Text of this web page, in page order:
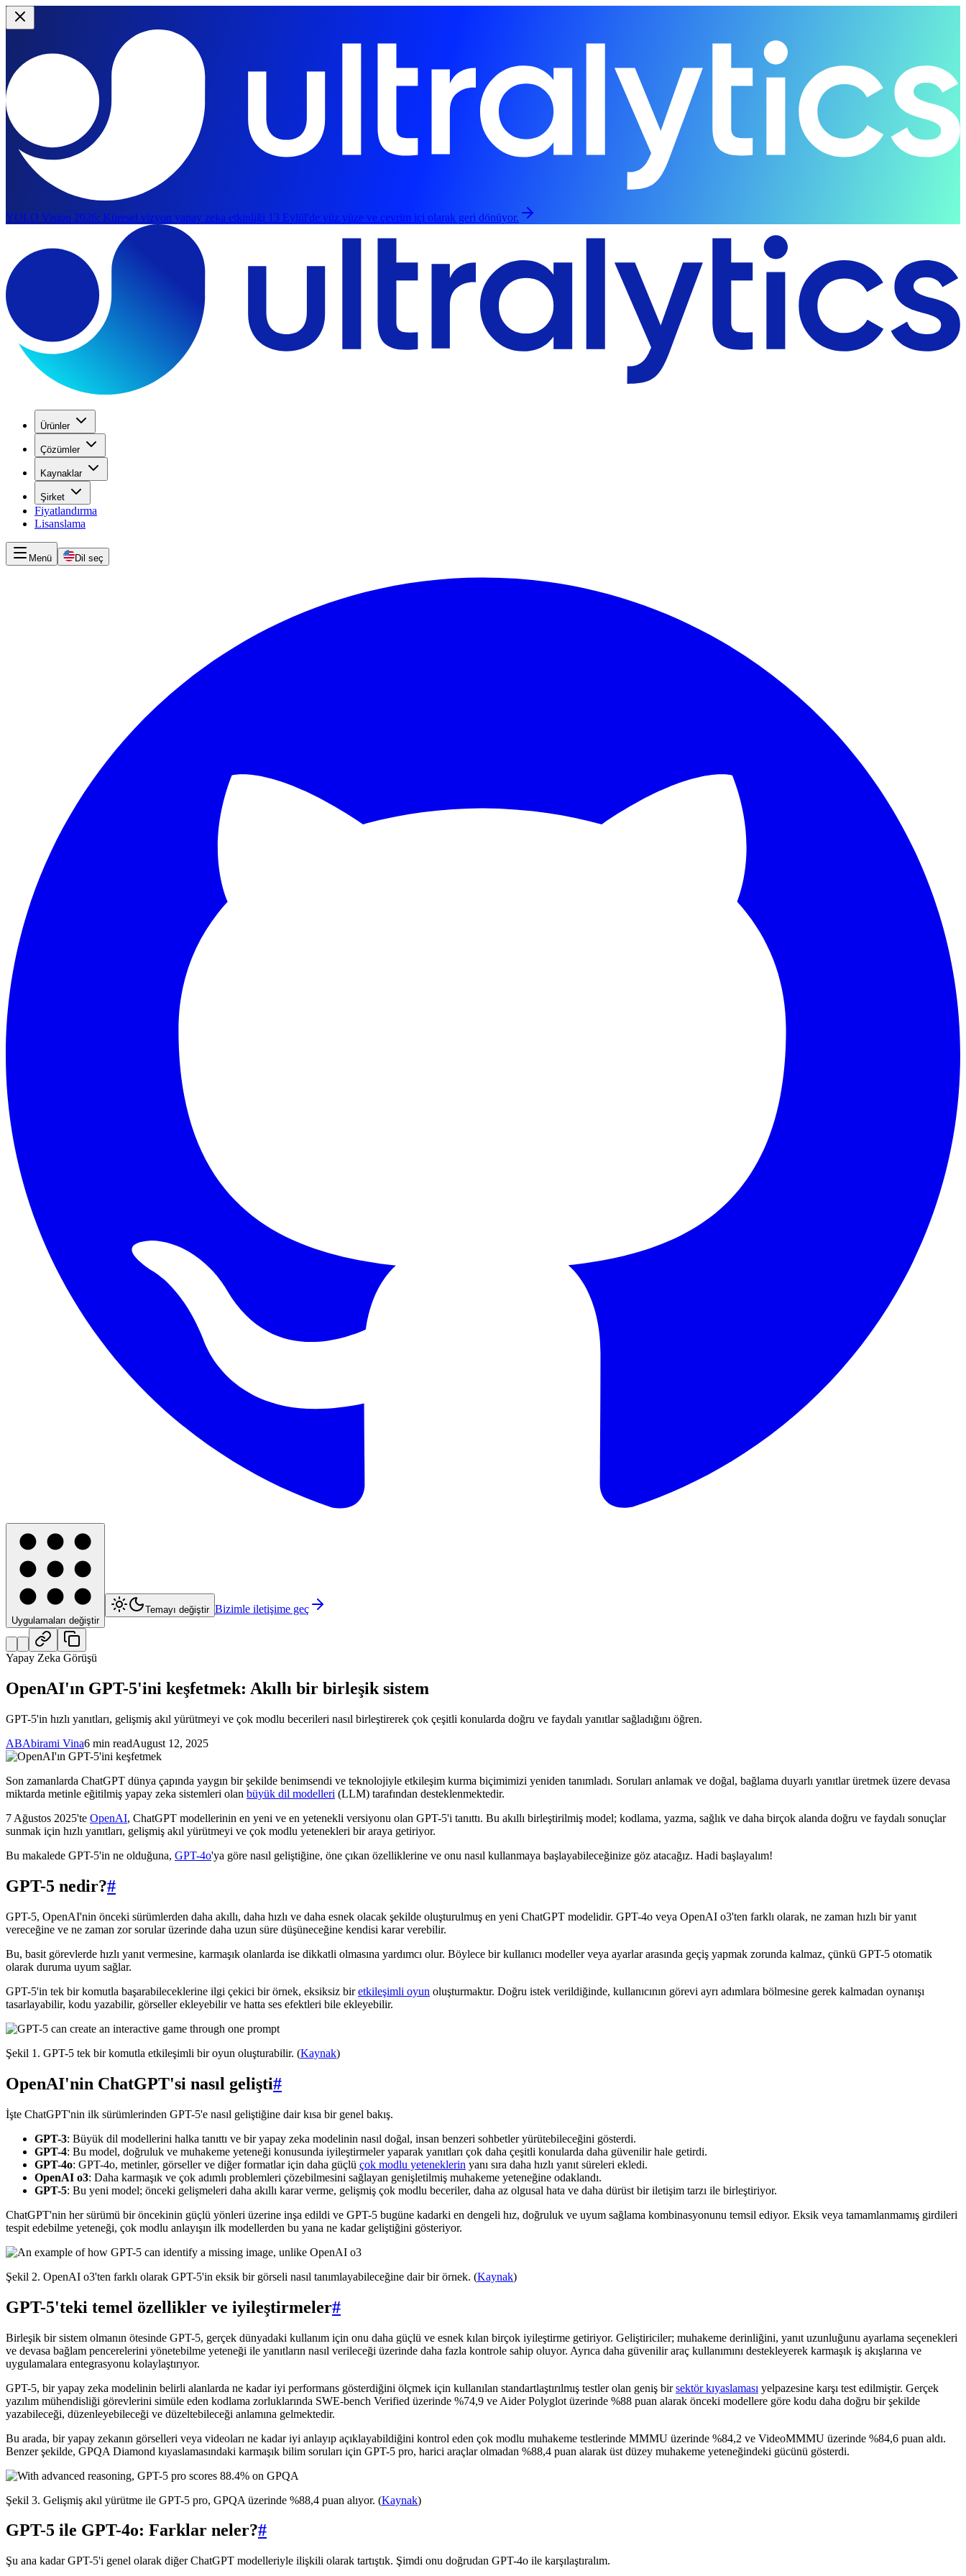
YOLO Vision 2026: Küresel vizyon yapay zeka etkinliği 13 Eylül'de yüz yüze ve çevrim içi olarak geri dönüyor.
Ürünler
Çözümler
Kaynaklar
Şirket
Fiyatlandırma
Lisanslama
Menü Dil seç
Uygulamaları değiştir
Temayı değiştir Bizimle iletişime geç
Yapay Zeka Görüşü
OpenAI'ın GPT-5'ini keşfetmek: Akıllı bir birleşik sistem
GPT-5'in hızlı yanıtları, gelişmiş akıl yürütmeyi ve çok modlu becerileri nasıl birleştirerek çok çeşitli konularda doğru ve faydalı yanıtlar sağladığını öğren.
ABAbirami Vina6 min readAugust 12, 2025
Son zamanlarda ChatGPT dünya çapında yaygın bir şekilde benimsendi ve teknolojiyle etkileşim kurma biçimimizi yeniden tanımladı. Soruları anlamak ve doğal, bağlama duyarlı yanıtlar üretmek üzere devasa
miktarda metinle eğitilmiş yapay zeka sistemleri olan büyük dil modelleri (LLM) tarafından desteklenmektedir.
7 Ağustos 2025'te OpenAI, ChatGPT modellerinin en yeni ve en yetenekli versiyonu olan GPT-5'i tanıttı. Bu akıllı birleştirilmiş model; kodlama, yazma, sağlık ve daha birçok alanda doğru ve faydalı sonuçlar
sunmak için hızlı yanıtları, gelişmiş akıl yürütmeyi ve çok modlu yetenekleri bir araya getiriyor.
Bu makalede GPT-5'in ne olduğuna, GPT-4o'ya göre nasıl geliştiğine, öne çıkan özelliklerine ve onu nasıl kullanmaya başlayabileceğinize göz atacağız. Hadi başlayalım!
GPT-5 nedir?#
GPT-5, OpenAI'nin önceki sürümlerden daha akıllı, daha hızlı ve daha esnek olacak şekilde oluşturulmuş en yeni ChatGPT modelidir. GPT-4o veya OpenAI o3'ten farklı olarak, ne zaman hızlı bir yanıt
vereceğine ve ne zaman zor sorular üzerinde daha uzun süre düşüneceğine kendisi karar verebilir.
Bu, basit görevlerde hızlı yanıt vermesine, karmaşık olanlarda ise dikkatli olmasına yardımcı olur. Böylece bir kullanıcı modeller veya ayarlar arasında geçiş yapmak zorunda kalmaz, çünkü GPT-5 otomatik
olarak duruma uyum sağlar.
GPT-5'in tek bir komutla başarabileceklerine ilgi çekici bir örnek, eksiksiz biretkileşimli oyun oluşturmaktır. Doğru istek verildiğinde, kullanıcının görevi ayrı adımlara bölmesine gerek kalmadan oynanışı
tasarlayabilir, kodu yazabilir, görseller ekleyebilir ve hatta ses efektleri bile ekleyebilir.
Şekil 1. GPT-5 tek bir komutla etkileşimli bir oyun oluşturabilir. (Kaynak)
OpenAI'nin ChatGPT'si nasıl gelişti#
İşte ChatGPT'nin ilk sürümlerinden GPT-5'e nasıl geliştiğine dair kısa bir genel bakış.
GPT-3: Büyük dil modellerini halka tanıttı ve bir yapay zeka modelinin nasıl doğal, insan benzeri sohbetler yürütebileceğini gösterdi.
GPT-4: Bu model, doğruluk ve muhakeme yeteneği konusunda iyileştirmeler yaparak yanıtları çok daha çeşitli konularda daha güvenilir hale getirdi.
GPT-4o: GPT-4o, metinler, görseller ve diğer formatlar için daha güçlü çok modlu yeteneklerin yanı sıra daha hızlı yanıt süreleri ekledi.
OpenAI o3: Daha karmaşık ve çok adımlı problemleri çözebilmesini sağlayan genişletilmiş muhakeme yeteneğine odaklandı.
GPT-5: Bu yeni model; önceki gelişmeleri daha akıllı karar verme, gelişmiş çok modlu beceriler, daha az olgusal hata ve daha dürüst bir iletişim tarzı ile birleştiriyor.
ChatGPT'nin her sürümü bir öncekinin güçlü yönleri üzerine inşa edildi ve GPT-5 bugüne kadarki en dengeli hız, doğruluk ve uyum sağlama kombinasyonunu temsil ediyor. Eksik veya tamamlanmamış girdileri
tespit edebilme yeteneği, çok modlu anlayışın ilk modellerden bu yana ne kadar geliştiğini gösteriyor.
Şekil 2. OpenAI o3'ten farklı olarak GPT-5'in eksik bir görseli nasıl tanımlayabileceğine dair bir örnek. (Kaynak)
GPT-5'teki temel özellikler ve iyileştirmeler#
Birleşik bir sistem olmanın ötesinde GPT-5, gerçek dünyadaki kullanım için onu daha güçlü ve esnek kılan birçok iyileştirme getiriyor. Geliştiriciler; muhakeme derinliğini, yanıt uzunluğunu ayarlama seçenekleri
ve devasa bağlam pencerelerini yönetebilme yeteneği ile yanıtların nasıl verileceği üzerinde daha fazla kontrole sahip oluyor. Ayrıca daha güvenilir araç kullanımını destekleyerek karmaşık iş akışlarına ve
uygulamalara entegrasyonu kolaylaştırıyor.
GPT-5, bir yapay zeka modelinin belirli alanlarda ne kadar iyi performans gösterdiğini ölçmek için kullanılan standartlaştırılmış testler olan geniş birsektör kıyaslaması yelpazesine karşı test edilmiştir. Gerçek
yazılım mühendisliği görevlerini simüle eden kodlama zorluklarında SWE-bench Verified üzerinde %74,9 ve Aider Polyglot üzerinde %88 puan alarak önceki modellere göre kodu daha doğru bir şekilde
yazabileceği, düzenleyebileceği ve düzeltebileceği anlamına gelmektedir.
Bu arada, bir yapay zekanın görselleri veya videoları ne kadar iyi anlayıp açıklayabildiğini kontrol eden çok modlu muhakeme testlerinde MMMU üzerinde %84,2 ve VideoMMMU üzerinde %84,6 puan aldı.
Benzer şekilde, GPQA Diamond kıyaslamasındaki karmaşık bilim soruları için GPT-5 pro, harici araçlar olmadan %88,4 puan alarak üst düzey muhakeme yeteneğindeki gücünü gösterdi.
Şekil 3. Gelişmiş akıl yürütme ile GPT-5 pro, GPQA üzerinde %88,4 puan alıyor. (Kaynak)
GPT-5 ile GPT-4o: Farklar neler?#
Şu ana kadar GPT-5'i genel olarak diğer ChatGPT modelleriyle ilişkili olarak tartıştık. Şimdi onu doğrudan GPT-4o ile karşılaştıralım.